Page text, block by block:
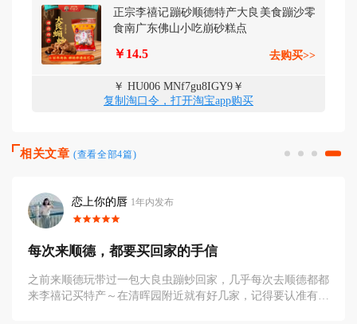
正宗李禧记蹦砂顺德特产大良美食蹦沙零
食南广东佛山小吃崩砂糕点
￥14.5 去购买>>
￥ HU006 MNf7gu8IGY9￥
复制淘口令，打开淘宝app购买
相关文章 (查看全部4篇)
恋上你的唇 1年内发布
每次来顺德，都要买回家的手信
之前来顺德玩带过一包大良虫蹦䖢回家，几乎每次去顺德都都
来李禧记买特产～在清晖园附近就有好几家，记得要认准有人